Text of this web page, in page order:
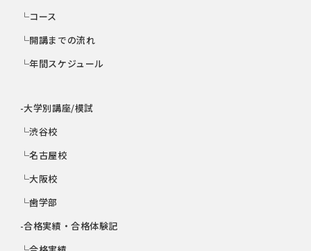
└コース
└開講までの流れ
└年間スケジュール
-大学別講座/模試
└渋谷校
└名古屋校
└大阪校
└歯学部
-合格実績・合格体験記